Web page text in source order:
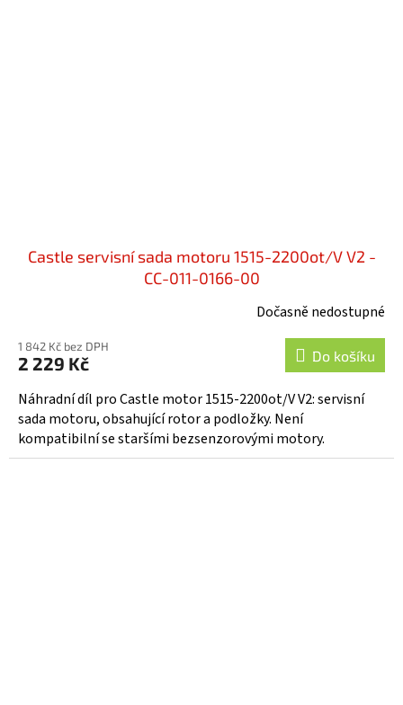
Castle servisní sada motoru 1515-2200ot/V V2 -
CC-011-0166-00
Dočasně nedostupné
1 842 Kč bez DPH
2 229 Kč Do košíku
Náhradní díl pro Castle motor 1515-2200ot/V V2: servisní
sada motoru, obsahující rotor a podložky. Není
kompatibilní se staršími bezsenzorovými motory.